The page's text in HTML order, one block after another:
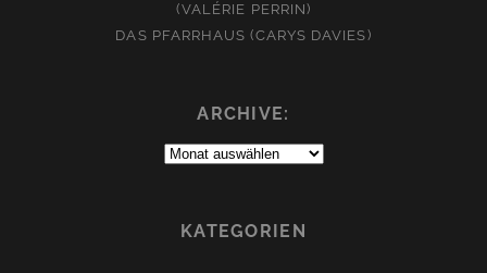
(VALÉRIE PERRIN)
DAS PFARRHAUS (CARYS DAVIES)
ARCHIVE:
Archive:
KATEGORIEN